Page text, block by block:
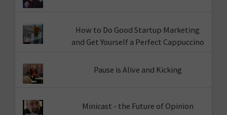
How to Do Good Startup Marketing
and Get Yourself a Perfect Cappuccino
Pause is Alive and Kicking
Minicast - the Future of Opinion